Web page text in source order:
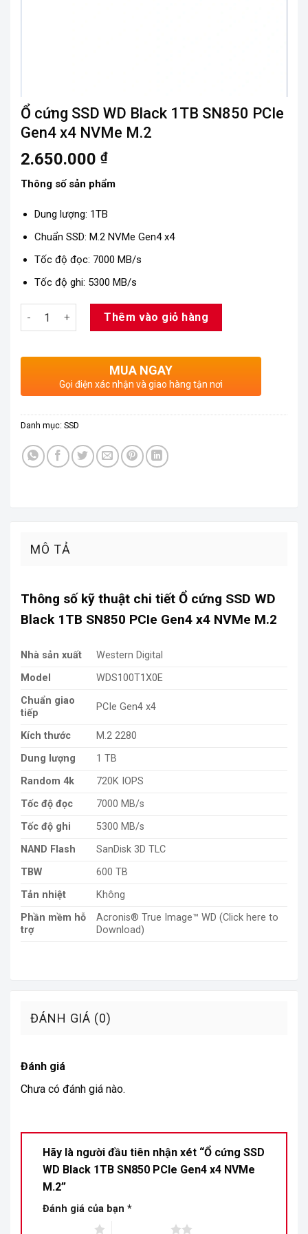
Ổ cứng SSD WD Black 1TB SN850 PCIe
Gen4 x4 NVMe M.2
2.650.000 ₫
Thông số sản phẩm
Dung lượng: 1TB
Chuẩn SSD: M.2 NVMe Gen4 x4
Tốc độ đọc: 7000 MB/s
Tốc độ ghi: 5300 MB/s
Số lượng Thêm vào giỏ hàng
MUA NGAY
Gọi điện xác nhận và giao hàng tận nơi
Danh mục: SSD
MÔ TẢ
Thông số kỹ thuật chi tiết Ổ cứng SSD WD
Black 1TB SN850 PCIe Gen4 x4 NVMe M.2
Nhà sản xuất
Western Digital
Model
WDS100T1X0E
Chuẩn giao
tiếp
PCIe Gen4 x4
Kích thước
M.2 2280
Dung lượng
1 TB
Random 4k
720K IOPS
Tốc độ đọc
7000 MB/s
Tốc độ ghi
5300 MB/s
NAND Flash
SanDisk 3D TLC
TBW
600 TB
Tản nhiệt
Không
Phần mềm hỗ
trợ
Acronis® True Image™ WD (Click here to
Download)
ĐÁNH GIÁ (0)
Đánh giá
Chưa có đánh giá nào.
Hãy là người đầu tiên nhận xét “Ổ cứng SSD
WD Black 1TB SN850 PCIe Gen4 x4 NVMe
M.2”
Đánh giá của bạn *